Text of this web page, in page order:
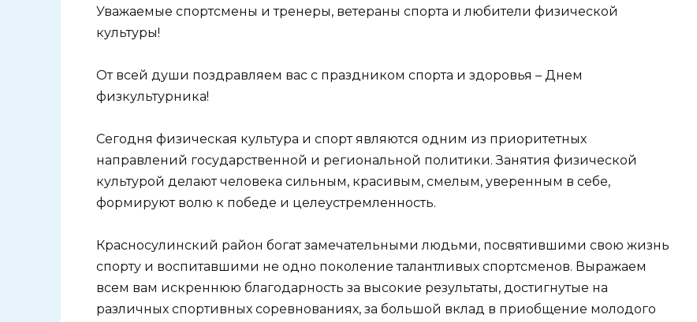
Уважаемые спортсмены и тренеры, ветераны спорта и любители физической
культуры!
От всей души поздравляем вас с праздником спорта и здоровья – Днем
физкультурника!
Сегодня физическая культура и спорт являются одним из приоритетных
направлений государственной и региональной политики. Занятия физической
культурой делают человека сильным, красивым, смелым, уверенным в себе,
формируют волю к победе и целеустремленность.
Красносулинский район богат замечательными людьми, посвятившими свою жизнь
спорту и воспитавшими не одно поколение талантливых спортсменов. Выражаем
всем вам искреннюю благодарность за высокие результаты, достигнутые на
различных спортивных соревнованиях, за большой вклад в приобщение молодого